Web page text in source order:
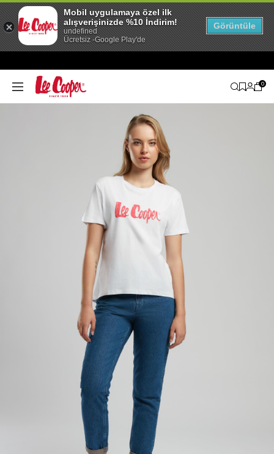
0
Mobil uygulamaya özel ilk
alışverişinizde %10 İndirim!
undefined
Ücretsiz -Google Play'de
Görüntüle